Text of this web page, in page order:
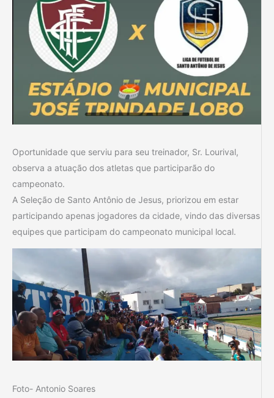
Oportunidade que serviu para seu treinador, Sr. Lourival,
observa a atuação dos atletas que participarão do
campeonato.
A Seleção de Santo Antônio de Jesus, priorizou em estar
participando apenas jogadores da cidade, vindo das diversas
equipes que participam do campeonato municipal local.
Foto- Antonio Soares